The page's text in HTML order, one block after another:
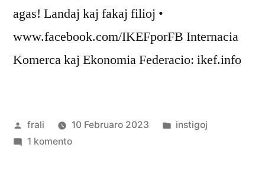
agas! Landaj kaj fakaj filioj •
www.facebook.com/IKEFporFB Internacia
Komerca kaj Ekonomia Federacio: ikef.info
Afiŝita
de
frali 10 Februaro 2023
Afiŝita
instigoj
1 komentopri